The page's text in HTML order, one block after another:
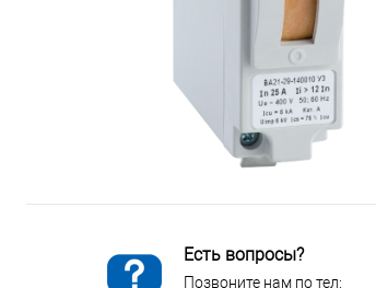
Есть вопросы?
Позвоните нам по тел: